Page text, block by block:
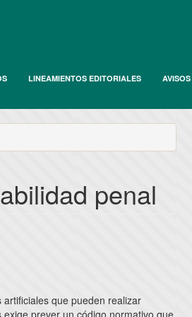
LINEAMIENTOS EDITORIALES AVISOS
penal
que pueden realizar